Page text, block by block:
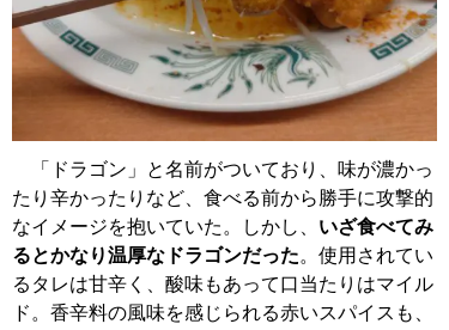
「ドラゴン」と名前がついており、味が濃かっ
たり辛かったりなど、食べる前から勝手に攻撃的
なイメージを抱いていた。しかし、 いざ食べてみ
るとかなり温厚なドラゴンだった。使用されてい
るタレは甘辛く、酸味もあって口当たりはマイル
ド。香辛料の風味を感じられる赤いスパイスも、